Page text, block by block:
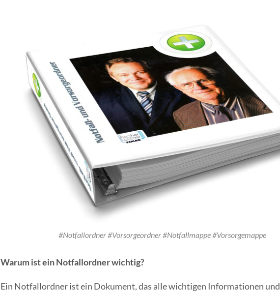
#Notfallordner #Vorsorgeordner #Notfallmappe #Vorsorgemappe
Warum ist ein Notfallordner wichtig?
Ein Notfallordner ist ein Dokument, das alle wichtigen Informationen und